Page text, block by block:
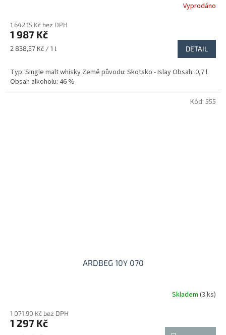
Vyprodáno
1 642,15 Kč bez DPH
1 987 Kč
Měrná
2 838,57 Kč / 1 l DETAIL
Typ: Single malt whisky Země původu: Skotsko - Islay Obsah: 0,7 l
Obsah alkoholu: 46 %
ARDBEG 10Y 070
Skladem (3 ks)
1 071,90 Kč bez DPH
1 297 Kč
Kód: 555